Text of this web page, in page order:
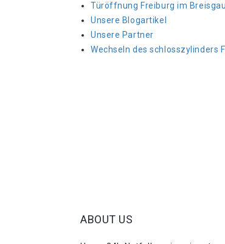
Türöffnung Freiburg im Breisgau
Unsere Blogartikel
Unsere Partner
Wechseln des schlosszylinders
ABOUT US